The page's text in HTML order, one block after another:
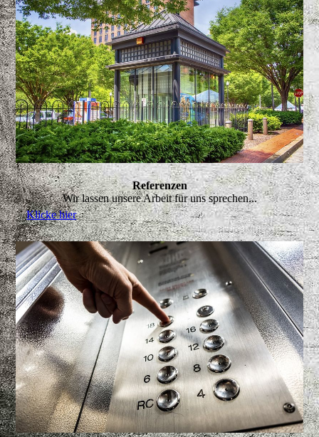
Referenzen
Wir lassen unsere Arbeit für uns sprechen...
Klicke hier